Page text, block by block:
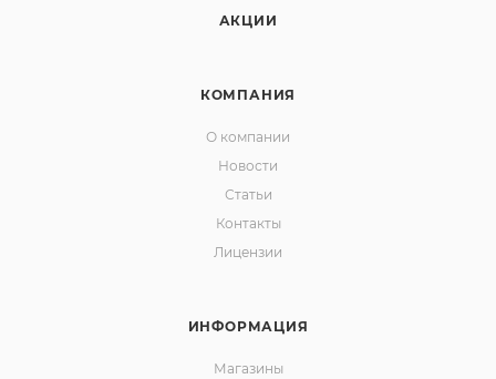
АКЦИИ
КОМПАНИЯ
О компании
Новости
Статьи
Контакты
Лицензии
ИНФОРМАЦИЯ
Магазины